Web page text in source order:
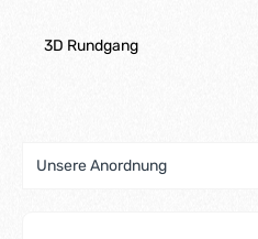
3D Rundgang